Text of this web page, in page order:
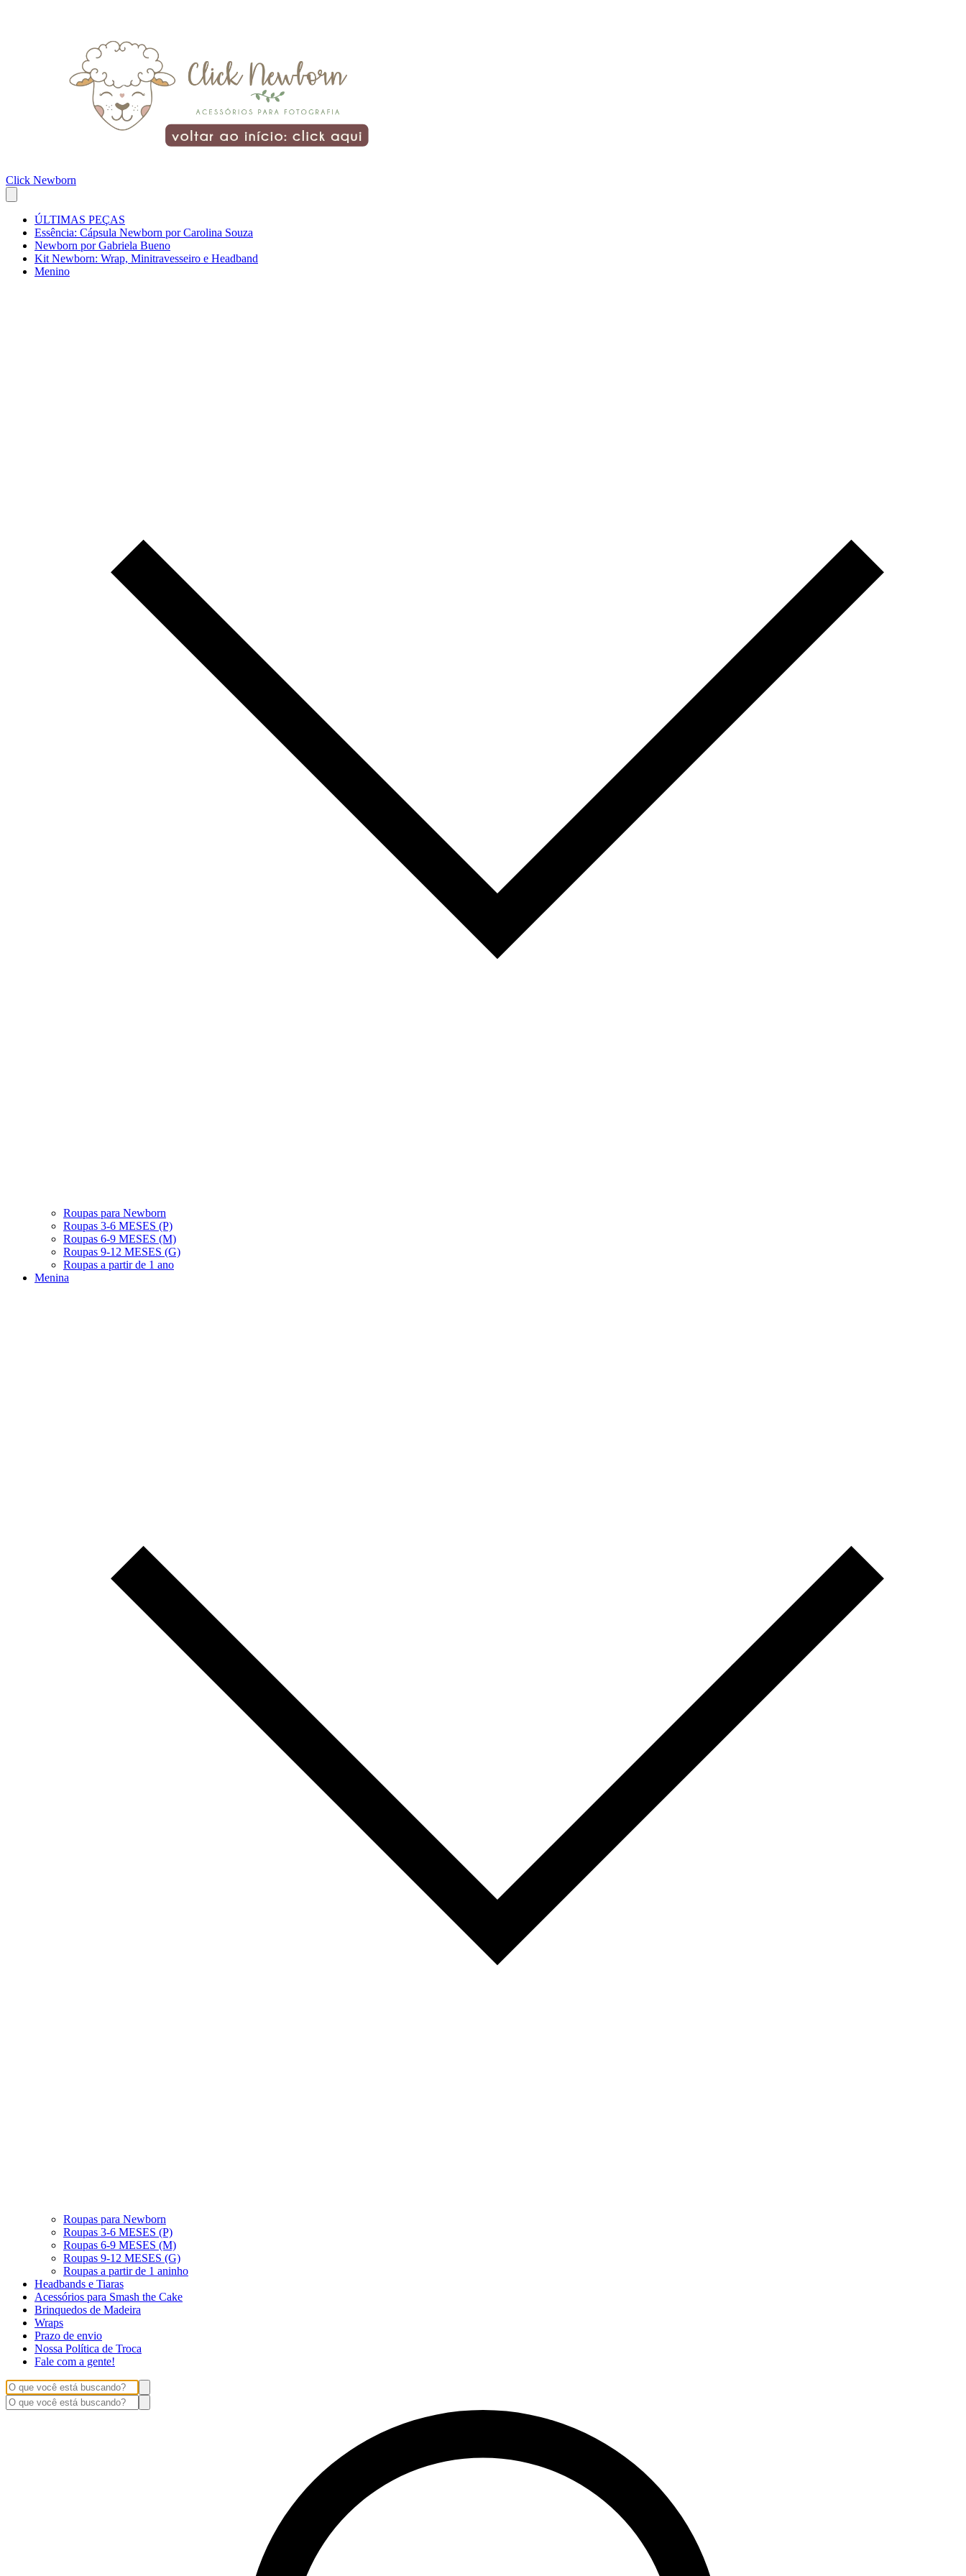
Click Newborn
ÚLTIMAS PEÇAS
Essência: Cápsula Newborn por Carolina Souza
Newborn por Gabriela Bueno
Kit Newborn: Wrap, Minitravesseiro e Headband
Menino
Roupas para Newborn
Roupas 3-6 MESES (P)
Roupas 6-9 MESES (M)
Roupas 9-12 MESES (G)
Roupas a partir de 1 ano
Menina
Roupas para Newborn
Roupas 3-6 MESES (P)
Roupas 6-9 MESES (M)
Roupas 9-12 MESES (G)
Roupas a partir de 1 aninho
Headbands e Tiaras
Acessórios para Smash the Cake
Brinquedos de Madeira
Wraps
Prazo de envio
Nossa Política de Troca
Fale com a gente!